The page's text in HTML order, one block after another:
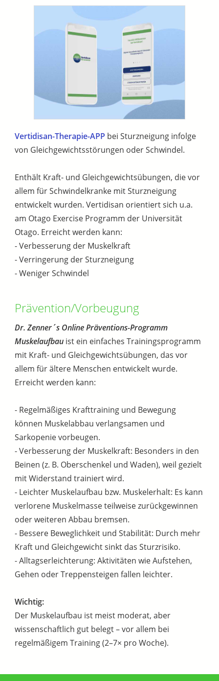
Vertidisan-Therapie-APP bei Sturzneigung infolge
von Gleichgewichtsstörungen oder Schwindel.
Enthält Kraft- und Gleichgewichtsübungen, die vor
allem für Schwindelkranke mit Sturzneigung
entwickelt wurden. Vertidisan orientiert sich u.a.
am Otago Exercise Programm der Universität
Otago. Erreicht werden kann:
- Verbesserung der Muskelkraft
- Verringerung der Sturzneigung
- Weniger Schwindel
Prävention/Vorbeugung
Dr. Zenner´s Online Präventions-Programm
Muskelaufbau ist ein einfaches Trainingsprogramm
mit Kraft- und Gleichgewichtsübungen, das vor
allem für ältere Menschen entwickelt wurde.
Erreicht werden kann:
- Regelmäßiges Krafttraining und Bewegung
können Muskelabbau verlangsamen und
Sarkopenie vorbeugen.
- Verbesserung der Muskelkraft: Besonders in den
Beinen (z. B. Oberschenkel und Waden), weil gezielt
mit Widerstand trainiert wird.
- Leichter Muskelaufbau bzw. Muskelerhalt: Es kann
verlorene Muskelmasse teilweise zurückgewinnen
oder weiteren Abbau bremsen.
- Bessere Beweglichkeit und Stabilität: Durch mehr
Kraft und Gleichgewicht sinkt das Sturzrisiko.
- Alltagserleichterung: Aktivitäten wie Aufstehen,
Gehen oder Treppensteigen fallen leichter.
Wichtig:
Der Muskelaufbau ist meist moderat, aber
wissenschaftlich gut belegt – vor allem bei
regelmäßigem Training (2–7× pro Woche).